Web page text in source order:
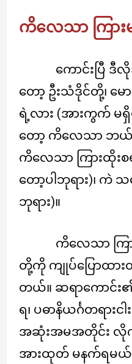
ကိလေသာ ကြာ
ကောင်းပြီ
တော့ ဦးသံဒိုင်တို့၊ မေ
ရဲ့လား (အားကွက် မရှိ
တော့ ကိလေသာ ဘယ်က
ကိလေသာ ကြားထိုးစ
တော့ပါဘုရား)၊ ကဲ
ဘုရား)။
ကိလေသာ ကြာ
တို့ကို ကျုပ်ပြောထား
တယ်။ ဆရာကောင်
ရ၊ ပဓာနိယင်္ဂတရားင
အဆုံးအမအတိုင်း လို
အားထုတ် မနက်ရမ